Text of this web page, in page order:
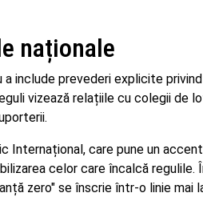
naționale
include prevederi explicite privind
vizează relațiile cu colegii de
Internațional, care pune un accent
celor care încalcă regulile.
zero" se înscrie într-o linie mai